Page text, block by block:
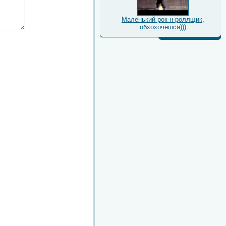
Маленький рок-н-роллщик,
обхохочешся)))